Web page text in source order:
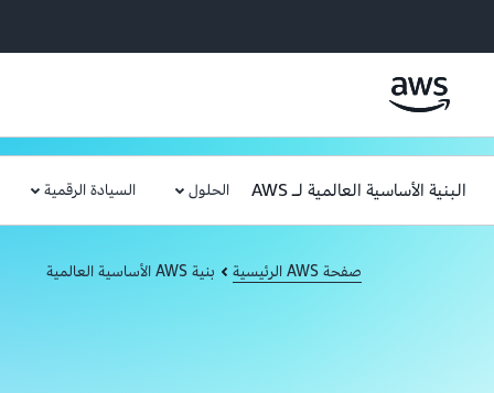
صفحة AWS الرئيسية بنية AWS الأساسية العالمية
البنية الأساسية العالمية لـ AWS الحلول السيادة الرقمية